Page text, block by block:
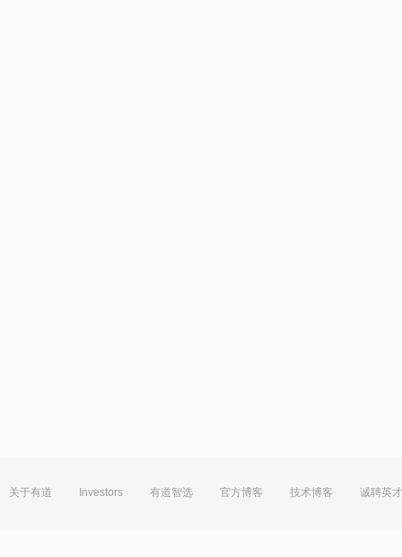
关于有道 Investors 有道智选 官方博客 技术博客 诚聘英才